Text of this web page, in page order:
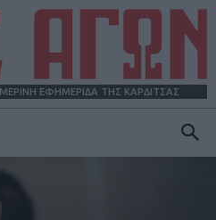
ΕΦΗΜΕΡΙΔΑ ΤΗΣ ΚΑΡΔΙΤΣΑΣ